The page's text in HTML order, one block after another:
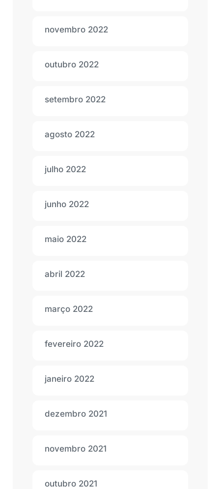
novembro 2022
outubro 2022
setembro 2022
agosto 2022
julho 2022
junho 2022
maio 2022
abril 2022
março 2022
fevereiro 2022
janeiro 2022
dezembro 2021
novembro 2021
outubro 2021